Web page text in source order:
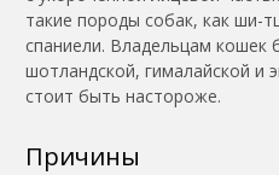
такие породы собак, как ши-
спаниели. Владельцам кошек
шотландской, гималайской и
стоит быть настороже.
Причины